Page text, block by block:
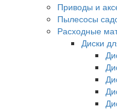
Приводы и
Пылесосы
Расходные
Диски